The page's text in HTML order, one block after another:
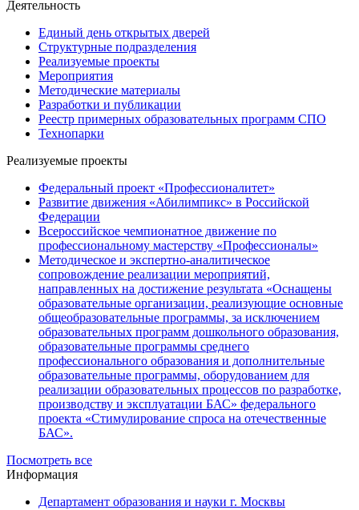
Деятельность
Единый день открытых дверей
Структурные подразделения
Реализуемые проекты
Мероприятия
Методические материалы
Разработки и публикации
Реестр примерных образовательных программ СПО
Технопарки
Реализуемые проекты
Федеральный проект «Профессионалитет»
Развитие движения «Абилимпикс» в Российской
Федерации
Всероссийское чемпионатное движение по
профессиональному мастерству «Профессионалы»
Методическое и экспертно-аналитическое
сопровождение реализации мероприятий,
направленных на достижение результата «Оснащены
образовательные организации, реализующие основные
общеобразовательные программы, за исключением
образовательных программ дошкольного образования,
образовательные программы среднего
профессионального образования и дополнительные
образовательные программы, оборудованием для
реализации образовательных процессов по разработке,
производству и эксплуатации БАС» федерального
проекта «Стимулирование спроса на отечественные
БАС».
Посмотреть все
Информация
Департамент образования и науки г. Москвы